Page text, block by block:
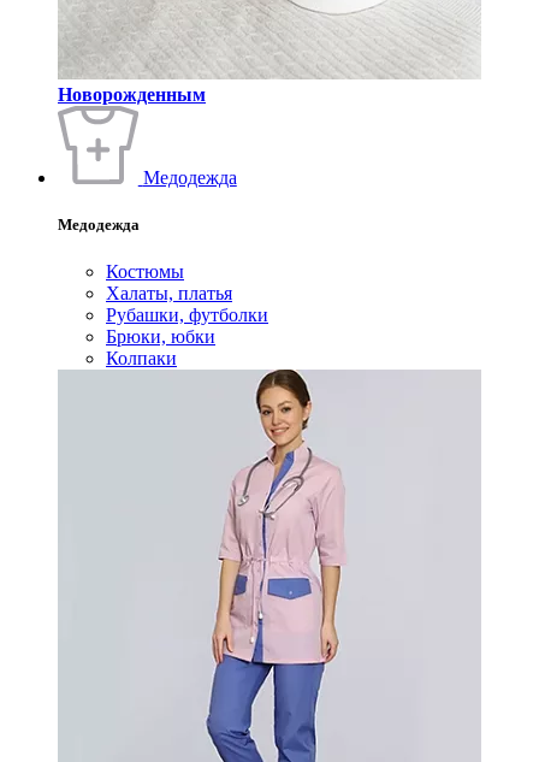
Новорожденным
Медодежда
Медодежда
Костюмы
Халаты, платья
Рубашки, футболки
Брюки, юбки
Колпаки